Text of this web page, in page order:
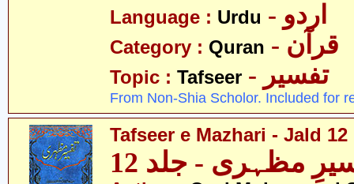
Language : Urdu - اردو
Category : Quran - قرآن
Topic : Tafseer - تفسیر
From Non-Shia Scholor. Included for
Tafseer e Mazhari - Jald 12
مظہری - جلد 12